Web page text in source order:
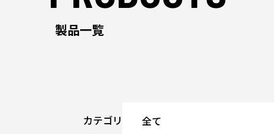
製品一覧
カテゴリ